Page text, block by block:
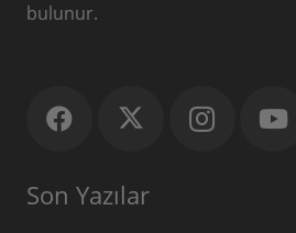
bulunur.
Son Yazılar